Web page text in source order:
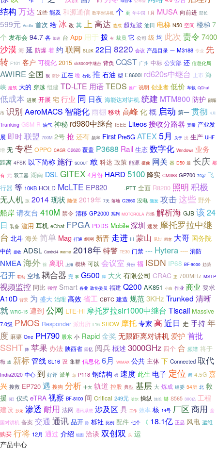
结构 万达 近些 能及 和源通信 数字对讲机 个 更 年中国 1月 MUSA 向前进 部长
599元 Audio 首次 给 冰 改 其 上 高达 造成 超短波 油田 电梯 N50 空间 楼梯 7
个 发布会 94.7 各 加速 台 App 用于 拨 有 裁员 它 公司 级 均 此次 责令 7400
沙漠 海 延 防爆 着 约 联网 SL2K 22日 8220 会议 产品目录 一 M3188 专业 先
转 F101 客户 可视化 2015 slr8000中继台 背负 CQST 广州 中标 公安部 还 信息化局
AWIRE全国 很 南沙 正在 啦 石化 推 石油 型 E8600i rd620s中继台 上市 海
峡 建筑 大的 穿越 组建 TD-LTE 用语TEDS 推广 说明 创业者 低价 车载 QChat
低成本 进展 开展 宅 行业 同 日夜 海能达对讲机 统建 MTM800 防护 邵阳
市 识别 AeroMACS 智能化雨棚 移动 高峰 化概 启动 第一 贯彻 4月
Trunking GSM-R 油气 神秘 rd980中继台 IEEE Liteos接收分路器 宽带 产业发
展 即时联盟 700M 2号 抢 还有 频率 First Pre5G ATEX 5月 关于 没 生产 UHF
增 无 专栏 OPPO CAGR C2620 覆盖 P3688 Rail 生态 数字化 Windows 业务
距离 4FSK 以下简称 施行 SCOUT 敢 科达 政策 能源 摄像 网关 器 D50 最 长庆 那
有 元 双工器 湖南 DSL GITEX 4月份 HARD 5100 降实 CM388 GP700 70岁 飞
行器 等 10KB HOLD McLTE EP820 -PTT 全面 R8200 照明 积极
无人机 旅 2014 现状 随便 2019年 7天 落地 C2660 没电 颁发 攻击这些 野外
船岸请友台 410M 禁令 清移 GP2000 系列 MOTOROLA 市场 解析海 GJB 该24
日 装备 滥用 耳机 eChat FPGA PDDS Mobile 深圳 速发 摩托罗拉中继
台 北斗 海关 简单 Mag 打通 组网 新晋 走进 III 蒙山 见过 同意 大哥 国务院
中的 接收 ADSL Control4 weme 2018年特警 TE30 门禁 --- Hytera ---- 消防
NMEA海外 徐 离职 上海 模块 可以 会议室 身份 福 ISDN IP68 BF-9000 趋势
召开 联动 空地 耦合器 完 事 G500 脚 大火 有限公司 CRAC 正 700MHz MSTP
视频监控 同比 强悍 Smart 各业 政协委员 福建 Q200 AK851 小白 作业 商业 要求
A10D 背景 为 盛大 治理 高效 省工 CBTC 建造 规范3KHz Trunked 清晰
就 WRC-15 遭到 公网 LTE-Hi 摩托罗拉slr1000中继台 Tiscali Massive
7.0级 PMOS Responder 派出所 L16 SHOW 摩托 专家 高 近日 走 手持年
度 麻栗 One PH790 股东 小 Rapid金奖 无限距离对讲机 爱护 首批
SSHT 降 苹果 办法 陕西省 回忆 阅兵 概述 3000GHz 四个 合 频谱 将于
梅 或 新标管线 SL16 设 集群 信息化 6月 WiMAX 公共 主体 下 Connected 取代
India2020 中心 到 好评 派单 怎 P118 钢结构 强 速度 此生 电子 定位 所 4.5G 嘉
兴 搜救 EP720 遇 搜狗 分析 十大 轨道 控股 典型 基层 大 炼成 组委 54所 北 救
援 6日 仪式 eTRA 视察 BF-8100 间 Critical 249元 哈尔 操纵 旅长 键 S565 300亿 工程
建设 沙龙 渗透 耐用 法网 通讯系统 涉及区 具 工作 效率 核 14号 厂区 商用 全
国对讲机 备案 交通 通讯 品开 除 栎社 比例 配件 七个 《 18.1亿 正品 风电 运维
购买 行将 12月 通过 介绍 组图 洽谈 双创双 头 运
产品中心